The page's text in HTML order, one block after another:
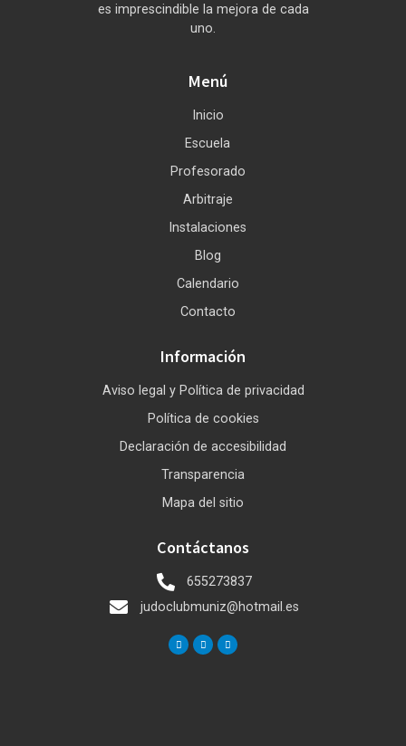
es imprescindible la mejora de cada
uno.
Menú
Inicio
Escuela
Profesorado
Arbitraje
Instalaciones
Blog
Calendario
Contacto
Información
Aviso legal y Política de privacidad
Política de cookies
Declaración de accesibilidad
Transparencia
Mapa del sitio
Contáctanos
655273837
judoclubmuniz@hotmail.es